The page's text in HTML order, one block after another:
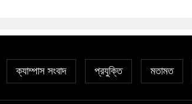
ক্যাম্পাস সংবাদ প্রযুক্তি মতামত